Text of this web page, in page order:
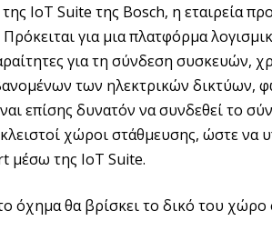
IoT Suite της Bosch, η εταιρεία
για μια πλατφόρμα
για τη σύνδεση συσκευών,
των ηλεκτρικών δικτύων,
επίσης δυνατόν να συνδεθεί το
χώροι στάθμευσης, ώστε να
μέσω της IoT Suite.
όχημα θα βρίσκει το δικό του